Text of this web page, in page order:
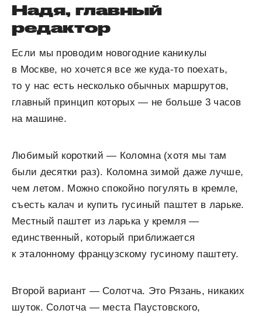
Надя, главный
редактор
Если мы проводим новогодние каникулы
в Москве, но хочется все же куда-то поехать,
то у нас есть несколько обычных маршрутов,
главный принцип которых — не больше 3 часов
на машине.
Любимый короткий — Коломна (хотя мы там
были десятки раз). Коломна зимой даже лучше,
чем летом. Можно спокойно погулять в кремле,
съесть калач и купить гусиный паштет в ларьке.
Местный паштет из ларька у кремля —
единственный, который приближается
к эталонному французскому гусиному паштету.
Второй вариант — Солотча. Это Рязань, никаких
шуток. Солотча — места Паустовского,